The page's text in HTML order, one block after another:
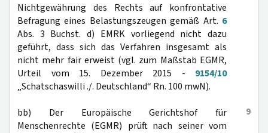
Nichtgewährung des Rechts auf konfrontative
Befragung eines Belastungszeugen gemäß Art. 6
Abs. 3 Buchst. d) EMRK vorliegend nicht dazu
geführt, dass sich das Verfahren insgesamt als
nicht mehr fair erweist (vgl. zum Maßstab EGMR,
Urteil vom 15. Dezember 2015 - 9154/10
„Schatschaswilli ./. Deutschland“ Rn. 100 mwN).
9
bb) Der Europäische Gerichtshof für
Menschenrechte (EGMR) prüft nach seiner vom